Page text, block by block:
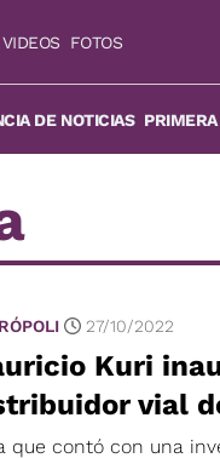
VIDEOS FOTOS
DE NOTICIAS
27/10/2022
Kuri
vial
que contó con una